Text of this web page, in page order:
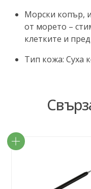
Морски копър,
от морето –
клетките и
Тип кожа: Суха